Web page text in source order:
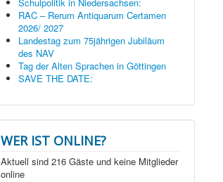
RAC – Rerum Antiquarum Certamen
2026/ 2027
Landestag zum 75jährigen Jubiläum
des NAV
Tag der Alten Sprachen in Göttingen
SAVE THE DATE:
WER IST ONLINE?
Aktuell sind 216 Gäste und keine Mitglieder
online